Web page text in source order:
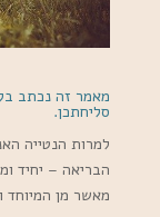
מאמר זה נכתב
סליחתכן.
למרות הנטייה
הבריאה – יחיד
מאשר מן המיוחד